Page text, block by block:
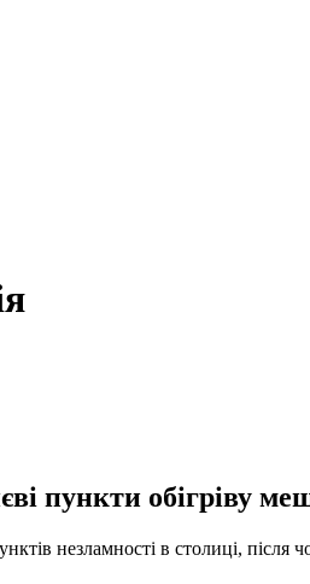
пункти обігріву
незламності в столиці, після